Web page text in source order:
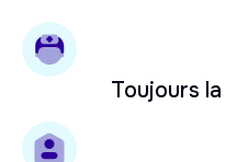
Toujours